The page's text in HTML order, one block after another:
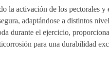
la activación de los pectorales y
adaptándose a distintos
durante el ejercicio,
para una durabilidad